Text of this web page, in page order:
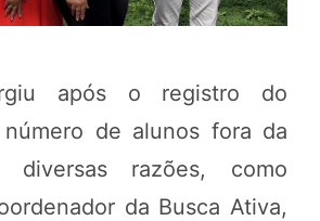
após o registro do
número de alunos fora da
diversas razões, como
da Busca Ativa,